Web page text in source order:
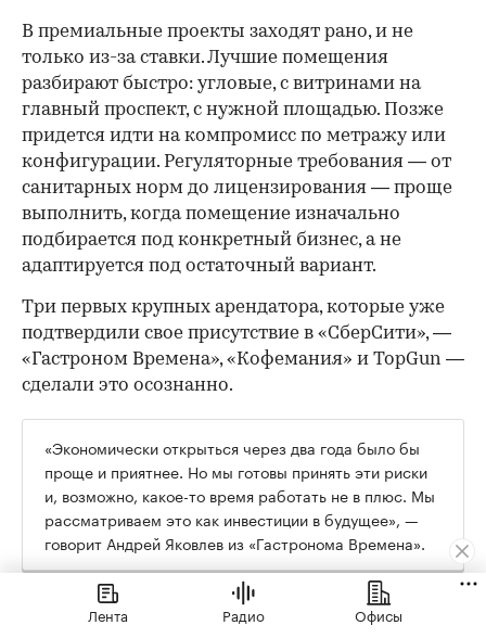
В премиальные проекты заходят рано, и не
только из-за ставки. Лучшие помещения
разбирают быстро: угловые, с витринами на
главный проспект, с нужной площадью. Позже
придется идти на компромисс по метражу или
конфигурации. Регуляторные требования — от
санитарных норм до лицензирования — проще
выполнить, когда помещение изначально
подбирается под конкретный бизнес, а не
адаптируется под остаточный вариант.
Три первых крупных арендатора, которые уже
подтвердили свое присутствие в «СберСити», —
«Гастроном Времена», «Кофемания» и TopGun —
сделали это осознанно.
«Экономически открыться через два года было бы
проще и приятнее. Но мы готовы принять эти риски
и, возможно, какое-то время работать не в плюс. Мы
рассматриваем это как инвестиции в будущее», —
говорит Андрей Яковлев из «Гастронома Времена».
Их формат в «СберСити» кардинально
Лента Радио Офисы